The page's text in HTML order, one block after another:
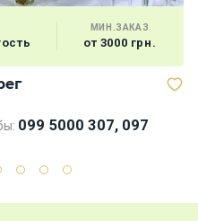
МИН.ЗАКАЗ
от 3000 грн.
099 5000 307, 097